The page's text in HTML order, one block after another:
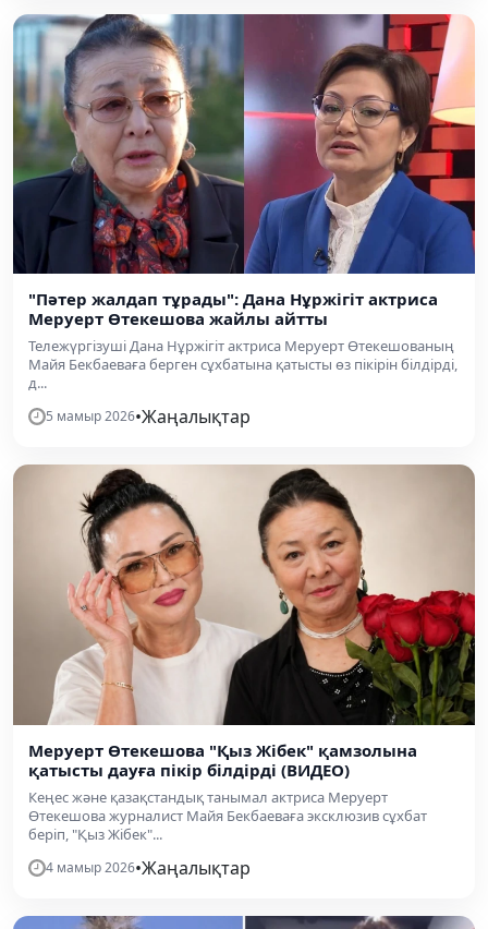
"Пәтер жалдап тұрады": Дана Нұржігіт актриса
Меруерт Өтекешова жайлы айтты
Тележүргізуші Дана Нұржігіт актриса Меруерт Өтекешованың
Майя Бекбаеваға берген сұхбатына қатысты өз пікірін білдірді,
д...
5 мамыр 2026•Жаңалықтар
Меруерт Өтекешова "Қыз Жібек" қамзолына
қатысты дауға пікір білдірді (ВИДЕО)
Кеңес және қазақстандық танымал актриса Меруерт
Өтекешова журналист Майя Бекбаеваға эксклюзив сұхбат
беріп, "Қыз Жібек"...
4 мамыр 2026•Жаңалықтар